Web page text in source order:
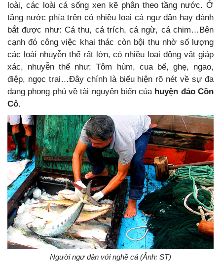
loài, các loài cá sống xen kẽ phân theo tầng nước. Ở
tầng nước phía trên có nhiều loại cá ngư dân hay đánh
bắt được như: Cá thu, cá trích, cá ngừ, cá chim…Bên
cạnh đó công việc khai thác còn bội thu nhờ số lượng
các loài nhuyễn thể rất lớn, có nhiều loại động vật giáp
xác, nhuyễn thể như: Tôm hùm, cua bể, ghẹ, ngao,
điệp, ngọc trai…Đây chính là biểu hiện rõ nét về sự đa
dạng phong phú về tài nguyên biển của huyện đảo Cồn
Cỏ.
Người ngư dân với nghề cá (Ảnh: ST)